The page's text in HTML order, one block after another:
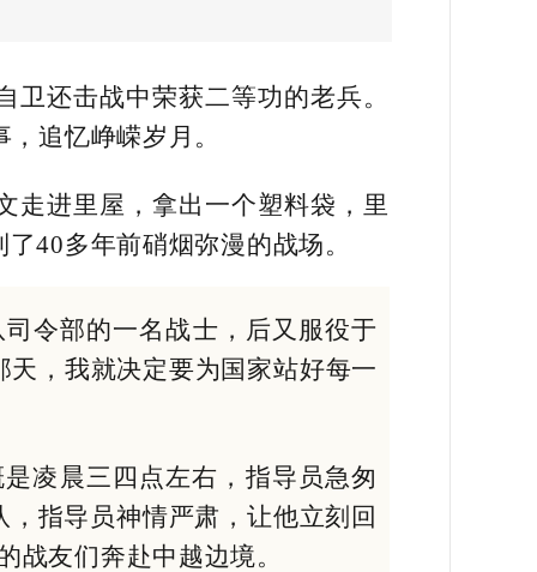
还击战中荣获二等功的老兵。
追忆峥嵘岁月。
走进里屋，拿出一个塑料袋，里
40多年前硝烟弥漫的战场。
令部的一名战士，后又服役于
，我就决定要为国家站好每一
凌晨三四点左右，指导员急匆
指导员神情严肃，让他立刻回
战友们奔赴中越边境。